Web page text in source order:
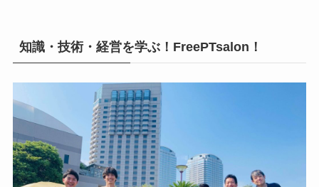
知識・技術・経営を学ぶ！FreePTsalon！